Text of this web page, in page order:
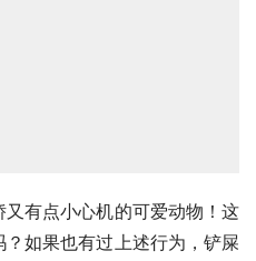
有点小心机的可爱动物！这
如果也有过上述行为，铲屎